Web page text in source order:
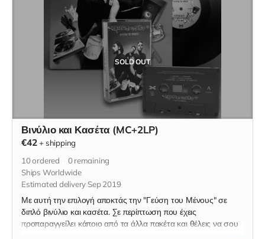
SOLD OUT
Βινύλιο και Κασέτα (MC+2LP)
€42 + shipping
10ordered 0remaining
Ships Worldwide
Estimated delivery Sep 2019
Με αυτή την επιλογή αποκτάς την "Γεύση του Μένους" σε
διπλό βινύλιο και κασέτα. Σε περίπτωση που έχεις
προπαραγγείλει κάποιο από τα άλλα πακέτα και θέλεις να σου